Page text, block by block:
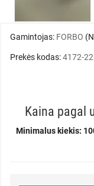
Gamintojas: FORBO
Prekės kodas:4172-22
Kaina pagal
Minimalus kiekis: